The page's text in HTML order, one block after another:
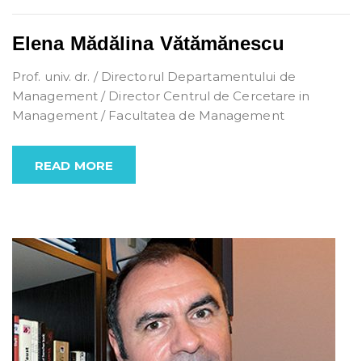
Elena Mădălina Vătămănescu
Prof. univ. dr. / Directorul Departamentului de
Management / Director Centrul de Cercetare in
Management / Facultatea de Management
READ MORE